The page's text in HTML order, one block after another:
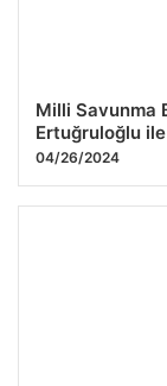
Milli Savunma
Ertuğruloğlu
04/26/2024